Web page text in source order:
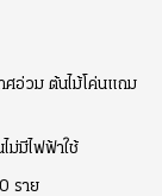
อ่วม ต้นไม้โค่นแถม
ม่มีไฟฟ้าใช้
ราย